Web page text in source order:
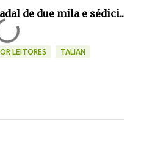
de due mila e sédici..
LEITORES TALIAN